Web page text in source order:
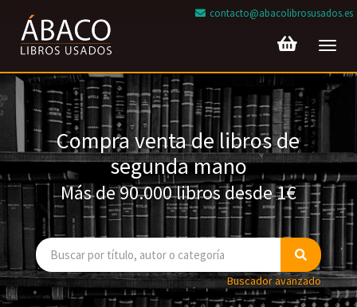
contacto@abacolibrosusados.es
Compra venta de libros de
segunda mano
Más de 90.000 libros desde 1€
Buscador avanzado